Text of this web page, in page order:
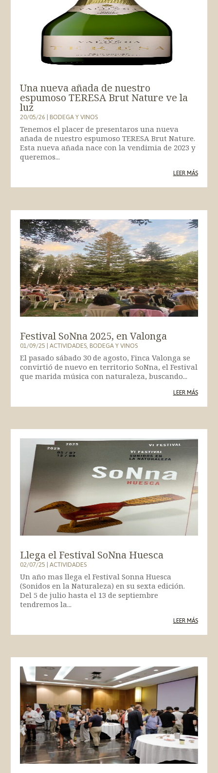
Una nueva añada de nuestro
espumoso TERESA Brut Nature ve la
luz
20/05/26|BODEGA Y VINOS
Tenemos el placer de presentaros una nueva
añada de nuestro espumoso TERESA Brut Nature.
Esta nueva añada nace con la vendimia de 2023 y
queremos...
LEER MÁS
Festival SoNna 2025, en Valonga
01/09/25|ACTIVIDADES,BODEGA Y VINOS
El pasado sábado 30 de agosto, Finca Valonga se
convirtió de nuevo en territorio SoNna, el Festival
que marida música con naturaleza, buscando...
LEER MÁS
Llega el Festival SoNna Huesca
02/07/25|ACTIVIDADES
Un año mas llega el Festival Sonna Huesca
(Sonidos en la Naturaleza) en su sexta edición.
Del 5 de julio hasta el 13 de septiembre
tendremos la...
LEER MÁS